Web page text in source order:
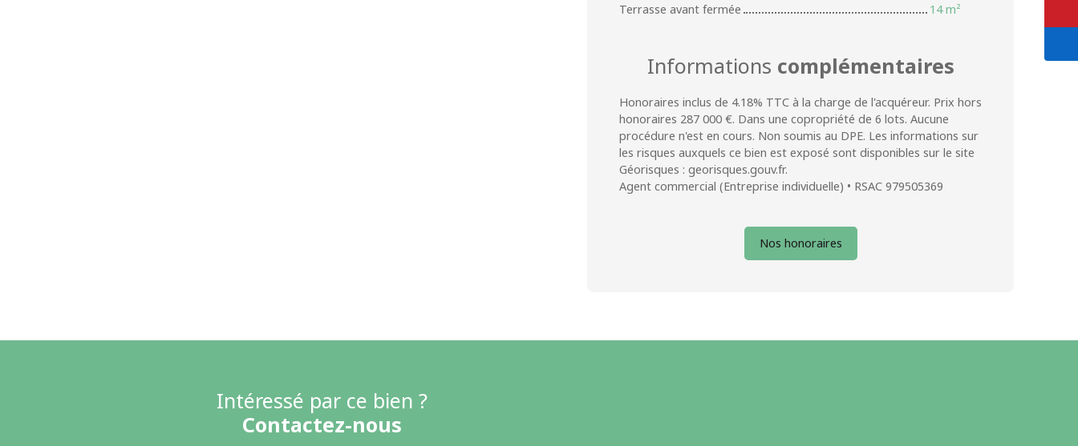
Terrasse avant fermée
14 m²
Informations complémentaires
Honoraires inclus de 4.18% TTC à la charge de l'acquéreur. Prix hors
honoraires 287 000 €. Dans une copropriété de 6 lots. Aucune
procédure n'est en cours. Non soumis au DPE. Les informations sur
les risques auxquels ce bien est exposé sont disponibles sur le site
Géorisques : georisques.gouv.fr.
Agent commercial (Entreprise individuelle) • RSAC 979505369
Nos honoraires
Intéressé par ce bien ?
Contactez-nous